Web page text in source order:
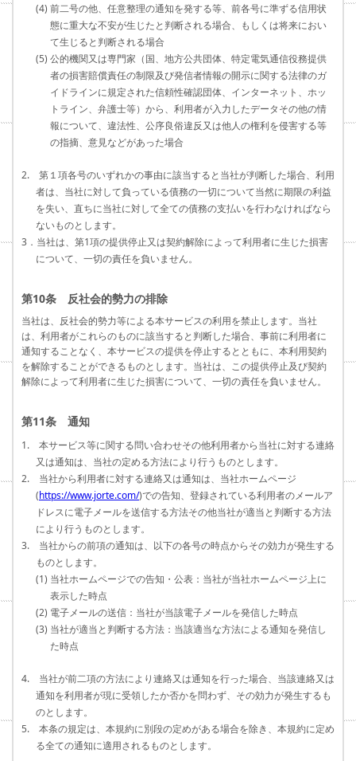
(4) 前二号の他、任意整理の通知を発する等、前各号に準ずる信用状
態に重大な不安が生じたと判断される場合、もしくは将来におい
て生じると判断される場合
(5) 公的機関又は専門家（国、地方公共団体、特定電気通信役務提供
者の損害賠償責任の制限及び発信者情報の開示に関する法律のガ
イドラインに規定された信頼性確認団体、インターネット、ホッ
トライン、弁護士等）から、利用者が入力したデータその他の情
報について、違法性、公序良俗違反又は他人の権利を侵害する等
の指摘、意見などがあった場合
2. 第１項各号のいずれかの事由に該当すると当社が判断した場合、利用
者は、当社に対して負っている債務の一切について当然に期限の利益
を失い、直ちに当社に対して全ての債務の支払いを行わなければなら
ないものとします。
3．当社は、第1項の提供停止又は契約解除によって利用者に生じた損害
について、一切の責任を負いません。
第10条 反社会的勢力の排除
当社は、反社会的勢力等による本サービスの利用を禁止します。当社
は、利用者がこれらのものに該当すると判断した場合、事前に利用者に
通知することなく、本サービスの提供を停止するとともに、本利用契約
を解除することができるものとします。当社は、この提供停止及び契約
解除によって利用者に生じた損害について、一切の責任を負いません。
第11条 通知
1. 本サービス等に関する問い合わせその他利用者から当社に対する連絡
又は通知は、当社の定める方法により行うものとします。
2. 当社から利用者に対する連絡又は通知は、当社ホームページ
(https://www.jorte.com/)での告知、登録されている利用者のメールア
ドレスに電子メールを送信する方法その他当社が適当と判断する方法
により行うものとします。
3. 当社からの前項の通知は、以下の各号の時点からその効力が発生する
ものとします。
(1) 当社ホームページでの告知・公表：当社が当社ホームページ上に
表示した時点
(2) 電子メールの送信：当社が当該電子メールを発信した時点
(3) 当社が適当と判断する方法：当該適当な方法による通知を発信し
た時点
4. 当社が前二項の方法により連絡又は通知を行った場合、当該連絡又は
通知を利用者が現に受領したか否かを問わず、その効力が発生するも
のとします。
5. 本条の規定は、本規約に別段の定めがある場合を除き、本規約に定め
る全ての通知に適用されるものとします。